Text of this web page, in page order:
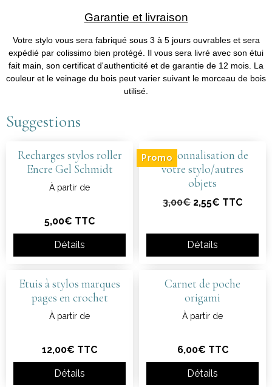
Garantie et livraison
Votre stylo vous sera fabriqué sous 3 à 5 jours ouvrables et sera
expédié par colissimo bien protégé. Il vous sera livré avec son étui
fait main, son certificat d'authenticité et de garantie de 12 mois. La
couleur et le veinage du bois peut varier suivant le morceau de bois
utilisé.
Suggestions
Recharges stylos roller
Encre Gel Schmidt
À partir de
5,00€ TTC
Détails
PromoPersonnalisation de
votre stylo/autres
objets
3,00€ 2,55€ TTC
Détails
Etuis à stylos marques
pages en crochet
À partir de
12,00€ TTC
Détails
Carnet de poche
origami
À partir de
6,00€ TTC
Détails